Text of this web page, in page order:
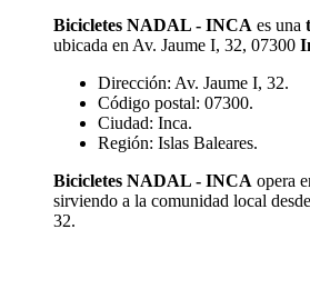
Bicicletes NADAL - INCA es una
ubicada en Av. Jaume I, 32, 07300
Dirección: Av. Jaume I, 32.
Código postal: 07300.
Ciudad: Inca.
Región: Islas Baleares.
Bicicletes NADAL - INCA opera
sirviendo a la comunidad local
32.